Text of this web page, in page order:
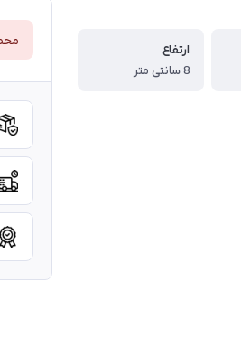
ارتفاع
8 سانتی متر